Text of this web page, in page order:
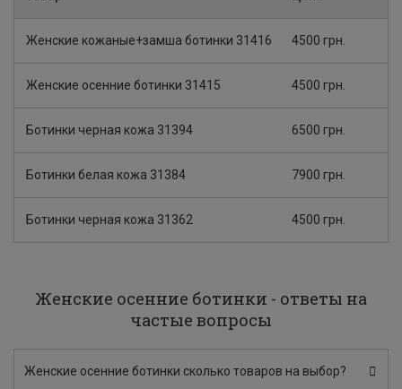
Женские кожаные+замша ботинки 31416 4500 грн.
Женские осенние ботинки 31415 4500 грн.
Ботинки черная кожа 31394 6500 грн.
Ботинки белая кожа 31384 7900 грн.
Ботинки черная кожа 31362 4500 грн.
Женские осенние ботинки - ответы на
частые вопросы
Женские осенние ботинки сколько товаров на выбор?